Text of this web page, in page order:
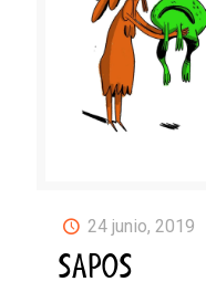
24 junio, 2019
SAPOS